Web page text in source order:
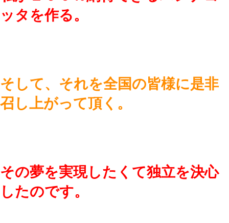
ッタを作る。
そして、それを全国の皆様に是非
召し上がって頂く。
その夢を実現したくて独立を決心
したのです。